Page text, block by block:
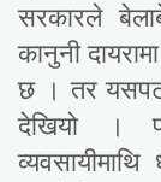
सरकारले
कानुनी
छ । तर
देखियो ।